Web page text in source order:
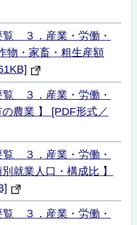
覧 ３．産業・労働・
物・家畜・粗生産額
覧 ３．産業・労働・
農業 】 [PDF形式／
覧 ３．産業・労働・
就業人口・構成比 】
覧 ３．産業・労働・